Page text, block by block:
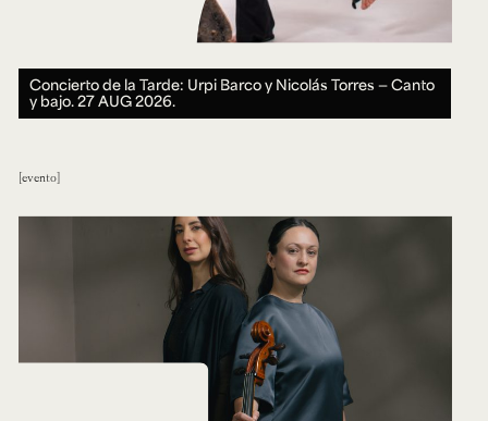
Concierto de la Tarde: Urpi Barco y Nicolás Torres — Canto
y bajo.27 AUG 2026.
evento